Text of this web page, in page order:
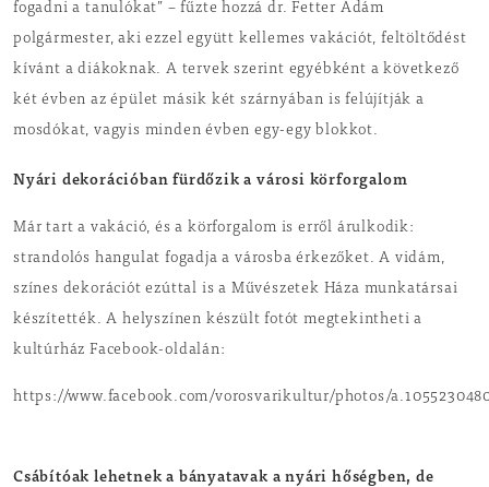
fogadni a tanulókat” – fűzte hozzá dr. Fetter Ádám
polgármester, aki ezzel együtt kellemes vakációt, feltöltődést
kívánt a diákoknak. A tervek szerint egyébként a következő
két évben az épület másik két szárnyában is felújítják a
mosdókat, vagyis minden évben egy-egy blokkot.
Nyári dekorációban fürdőzik a városi körforgalom
Már tart a vakáció, és a körforgalom is erről árulkodik:
strandolós hangulat fogadja a városba érkezőket. A vidám,
színes dekorációt ezúttal is a Művészetek Háza munkatársai
készítették. A helyszínen készült fotót megtekintheti a
kultúrház Facebook-oldalán:
https://www.facebook.com/vorosvarikultur/photos/
Csábítóak lehetnek a bányatavak a nyári hőségben, de